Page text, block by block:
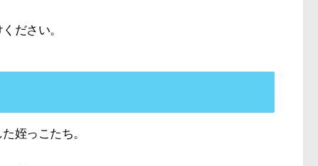
ださい。
姪っこたち。